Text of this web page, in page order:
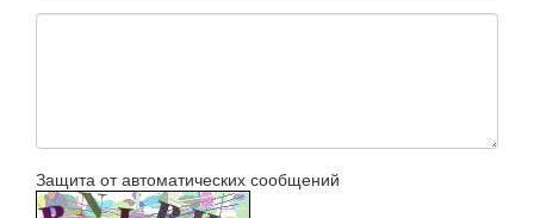
Защита от автоматических сообщений